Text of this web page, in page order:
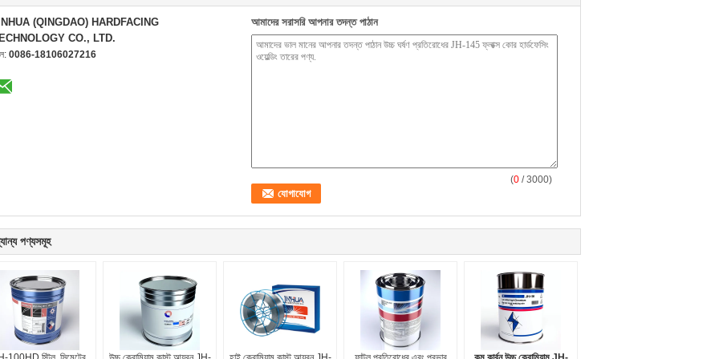
(QINGDAO) HARDFACING
CO., LTD.
0086-18106027216
আমাদের সরাসরি আপনার তদন্ত পাঠান
(0 / 3000)
পণ্যসমূহ